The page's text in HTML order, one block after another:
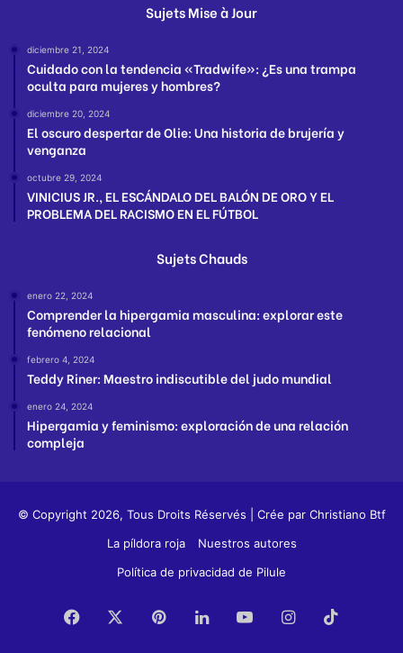
Sujets Mise à Jour
diciembre 21, 2024
Cuidado con la tendencia «Tradwife»: ¿Es una trampa
oculta para mujeres y hombres?
diciembre 20, 2024
El oscuro despertar de Olie: Una historia de brujería y
venganza
octubre 29, 2024
VINICIUS JR., EL ESCÁNDALO DEL BALÓN DE ORO Y EL
PROBLEMA DEL RACISMO EN EL FÚTBOL
Sujets Chauds
enero 22, 2024
Comprender la hipergamia masculina: explorar este
fenómeno relacional
febrero 4, 2024
Teddy Riner: Maestro indiscutible del judo mundial
enero 24, 2024
Hipergamia y feminismo: exploración de una relación
compleja
© Copyright 2026, Tous Droits Réservés | Crée par Christiano Btf
La píldora roja
Nuestros autores
Política de privacidad de Pilule
Facebook PinterestLinkedInYouTubeInstagram